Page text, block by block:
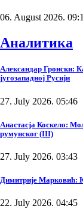
06. August 2026.
Аналитика
Александар Гронски:
југозападној Русији
27. July 2026. 05:46
Анастасја Коскело:
румунског (III)
27. July 2026. 03:43
Димитрије Марковић:
22. July 2026. 04:45